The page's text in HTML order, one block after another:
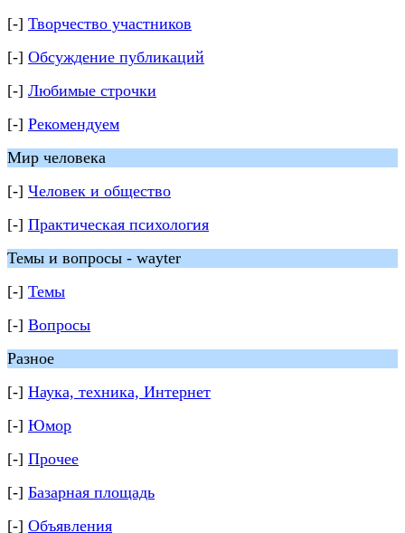
[-] Творчество участников
[-] Обсуждение публикаций
[-] Любимые строчки
[-] Рекомендуем
Мир человека
[-] Человек и общество
[-] Практическая психология
Темы и вопросы - wayter
[-] Темы
[-] Вопросы
Разное
[-] Наука, техника, Интернет
[-] Юмор
[-] Прочее
[-] Базарная площадь
[-] Объявления